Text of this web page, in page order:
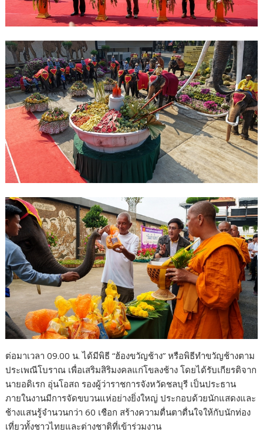
ต่อมาเวลา 09.00 น. ได้มีพิธี “ฮ้องขวัญช้าง” หรือพิธีทำขวัญช้างตาม
ประเพณีโบราณ เพื่อเสริมสิริมงคลแก่โขลงช้าง โดยได้รับเกียรติจาก
นายอดิเรก อุ่นโอสถ รองผู้ว่าราชการจังหวัดชลบุรี เป็นประธาน
ภายในงานมีการจัดขบวนแห่อย่างยิ่งใหญ่ ประกอบด้วยนักแสดงและ
ช้างแสนรู้จำนวนกว่า 60 เชือก สร้างความตื่นตาตื่นใจให้กับนักท่อง
เที่ยวทั้งชาวไทยและต่างชาติที่เข้าร่วมงาน